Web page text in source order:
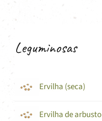
Leguminosas
Ervilha (seca)
Ervilha de arbusto